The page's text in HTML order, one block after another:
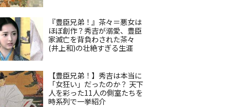
『豊臣兄弟！』茶々＝悪女は
ほぼ創作？秀吉が溺愛、豊臣
家滅亡を背負わされた茶々
(井上和)の壮絶すぎる生涯
【豊臣兄弟！】秀吉は本当に
「女狂い」だったのか？ 天下
人を彩った11人の側室たちを
時系列で一挙紹介